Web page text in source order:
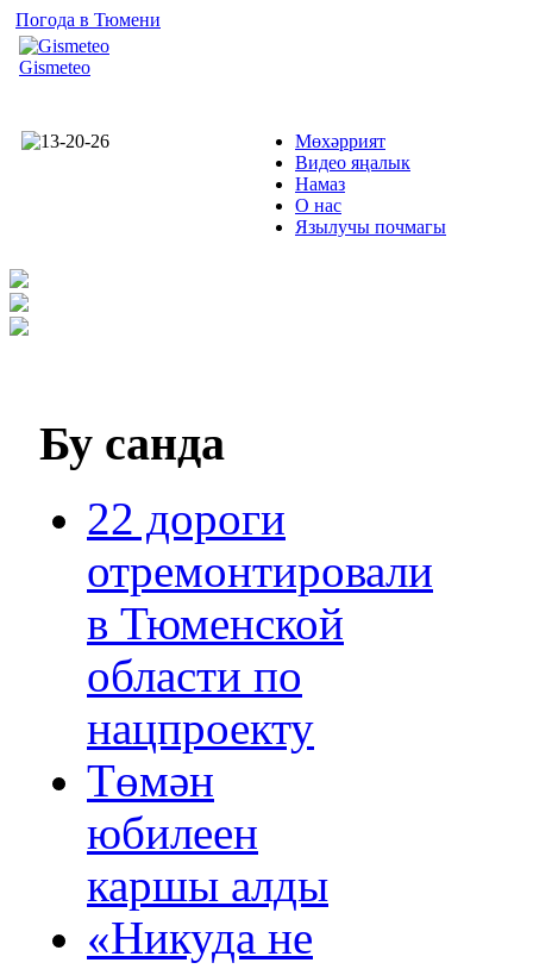
Погода в Тюмени
Gismeteo
Мөхәррият
Видео яңалык
Намаз
О нас
Язылучы почмагы
Бу санда
22 дороги
отремонтировали
в Тюменской
области по
нацпроекту
Төмән
юбилеен
каршы алды
«Никуда не